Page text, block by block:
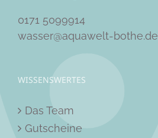
0171 5099914
wasser@aquawelt-bothe.de
WISSENSWERTES
Das Team
Gutscheine